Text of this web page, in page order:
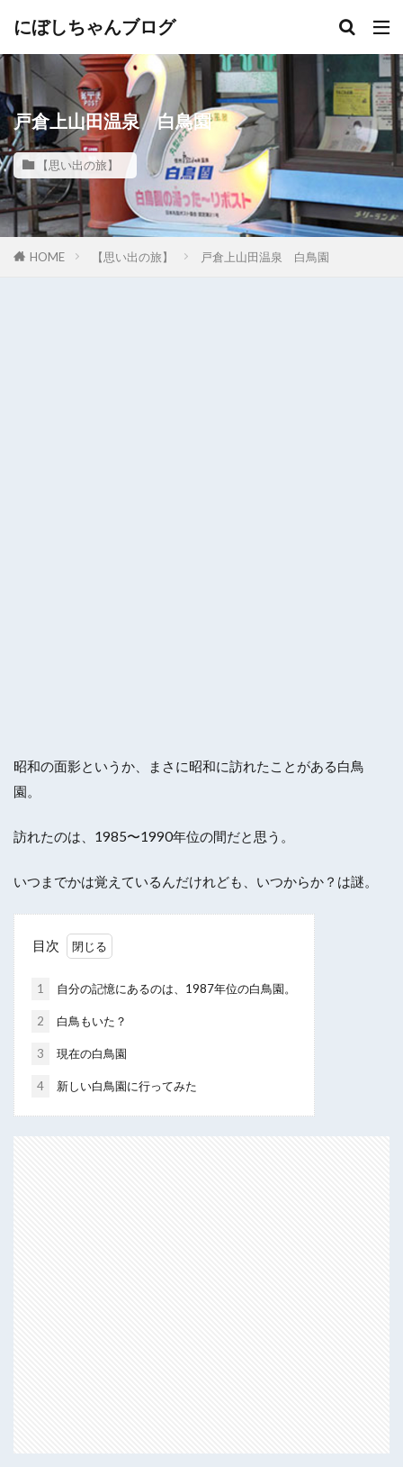
にぼしちゃんブログ
戸倉上山田温泉 白鳥園
【思い出の旅】
HOME 【思い出の旅】 戸倉上山田温泉 白鳥園
昭和の面影というか、まさに昭和に訪れたことがある白鳥
園。
訪れたのは、1985〜1990年位の間だと思う。
いつまでかは覚えているんだけれども、いつからか？は謎。
目次
1 自分の記憶にあるのは、1987年位の白鳥園。
2 白鳥もいた？
3 現在の白鳥園
4 新しい白鳥園に行ってみた